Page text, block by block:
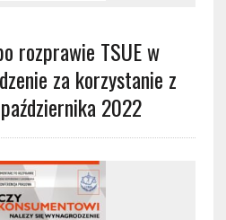
rozprawie TSUE w
za korzystanie z
2022